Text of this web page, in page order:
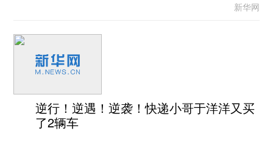
新华网
逆行！逆遇！逆袭！快递小哥于洋洋又买
了2辆车